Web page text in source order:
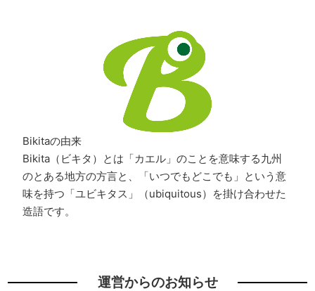
Bikitaの由来
Bikita（ビキタ）とは「カエル」のことを意味する九州
のとある地方の方言と、「いつでもどこでも」という意
味を持つ「ユビキタス」（ubiquitous）を掛け合わせた
造語です。
運営からのお知らせ